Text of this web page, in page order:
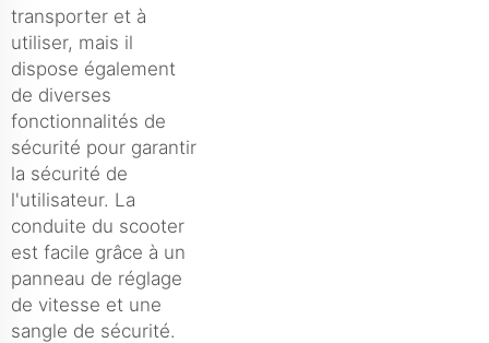
transporter et à
utiliser, mais il
dispose également
de diverses
fonctionnalités de
sécurité pour garantir
la sécurité de
l'utilisateur. La
conduite du scooter
est facile grâce à un
panneau de réglage
de vitesse et une
sangle de sécurité.